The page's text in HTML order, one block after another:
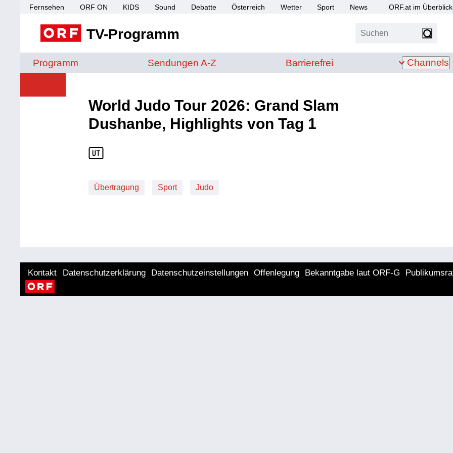
Fernsehen ORF ON KIDS Sound Debatte Österreich Wetter Sport News ORF.at im Überblick
TV-Programm Suchen
Programm Sendungen von A bis Z
Sendungen A-Z Barrierefrei
Barrierefrei Channels
World Judo Tour 2026: Grand Slam
Dushanbe, Highlights von Tag 1
Übertragung Sport Judo
Kontakt Datenschutzerklärung Datenschutzeinstellungen Offenlegung Bekanntgabe laut ORF-G